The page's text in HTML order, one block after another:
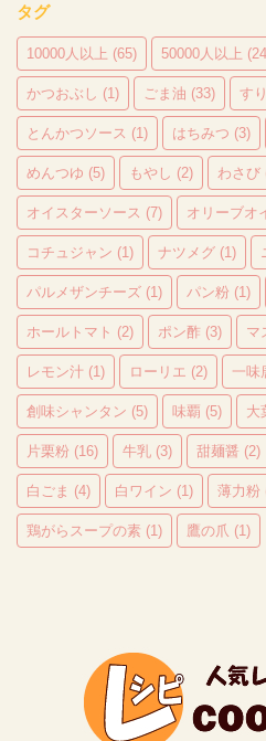
タグ
10000人以上 (65) 50000人以上
かつおぶし (1) ごま油 (33) す
とんかつソース (1) はちみつ (3)
めんつゆ (5) もやし (2) わさび
オイスターソース (7) オリーブオ
コチュジャン (1) ナツメグ (1)
パルメザンチーズ (1) パン粉 (1)
ホールトマト (2) ポン酢 (3) マ
レモン汁 (1) ローリエ (2) 一味
創味シャンタン (5) 味覇 (5) 大
片栗粉 (16) 牛乳 (3) 甜麺醤 (2)
白ごま (4) 白ワイン (1) 薄力粉
鶏がらスープの素 (1) 鷹の爪 (1)